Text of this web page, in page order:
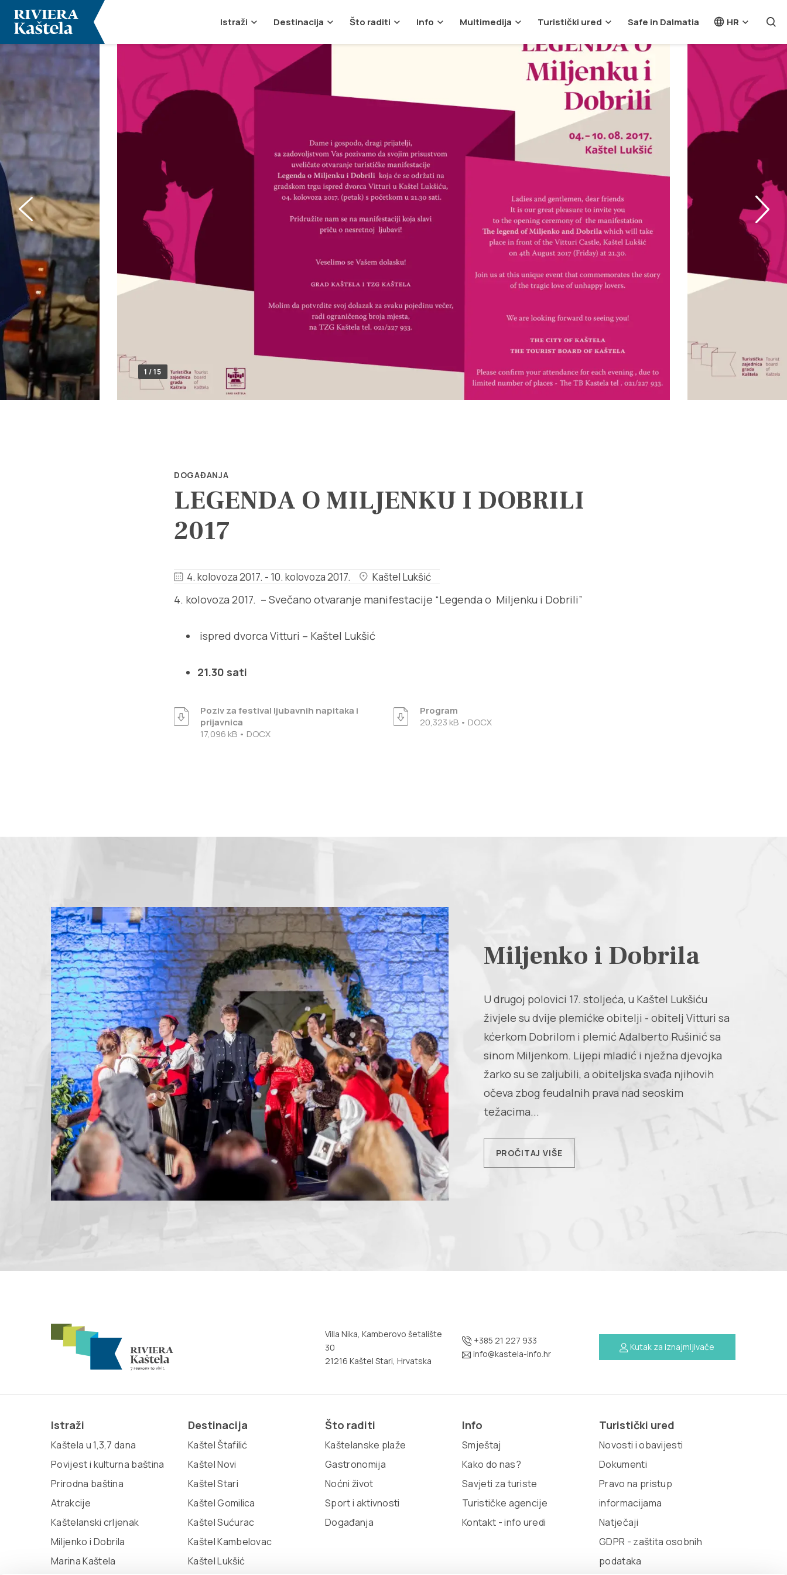
Istraži Destinacija Što raditi Info Multimedija Turistički ured Safe in Dalmatia HR
1 / 15
DOGAĐANJA
LEGENDA O MILJENKU I DOBRILI
2017
4. kolovoza 2017. - 10. kolovoza 2017. Kaštel Lukšić
4. kolovoza 2017. – Svečano otvaranje manifestacije “Legenda o Miljenku i Dobrili”
ispred dvorca Vitturi – Kaštel Lukšić
21.30 sati
Poziv za festival ljubavnih napitaka i
prijavnica
17,096 kB • DOCX
Program
20,323 kB • DOCX
Miljenko i Dobrila
U drugoj polovici 17. stoljeća, u Kaštel Lukšiću
živjele su dvije plemićke obitelji - obitelj Vitturi sa
kćerkom Dobrilom i plemić Adalberto Rušinić sa
sinom Miljenkom. Lijepi mladić i nježna djevojka
žarko su se zaljubili, a obiteljska svađa njihovih
očeva zbog feudalnih prava nad seoskim
težacima...
PROČITAJ VIŠE
Villa Nika, Kamberovo šetalište
30
21216 Kaštel Stari, Hrvatska
+385 21 227 933
info@kastela-info.hr
Kutak za iznajmljivače
Istraži
Kaštela u 1,3,7 dana
Povijest i kulturna baština
Prirodna baština
Atrakcije
Kaštelanski crljenak
Miljenko i Dobrila
Marina Kaštela
Destinacija
Kaštel Štafilić
Kaštel Novi
Kaštel Stari
Kaštel Gomilica
Kaštel Sućurac
Kaštel Kambelovac
Kaštel Lukšić
Što raditi
Kaštelanske plaže
Gastronomija
Noćni život
Sport i aktivnosti
Događanja
Info
Smještaj
Kako do nas?
Savjeti za turiste
Turističke agencije
Kontakt - info uredi
Turistički ured
Novosti i obavijesti
Dokumenti
Pravo na pristup
informacijama
Natječaji
GDPR - zaštita osobnih
podataka